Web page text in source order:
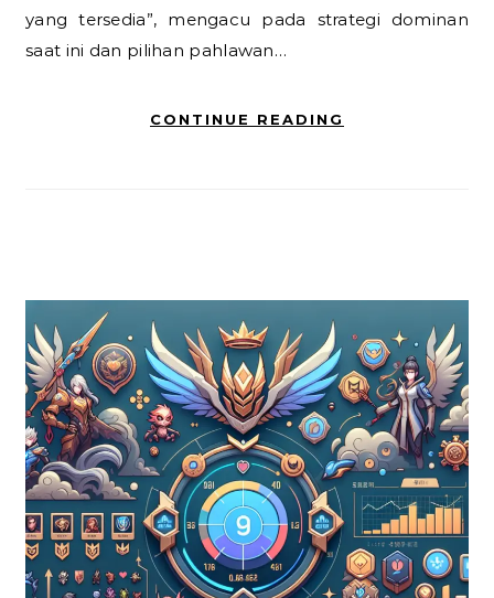
yang tersedia”, mengacu pada strategi dominan
saat ini dan pilihan pahlawan…
CONTINUE READING